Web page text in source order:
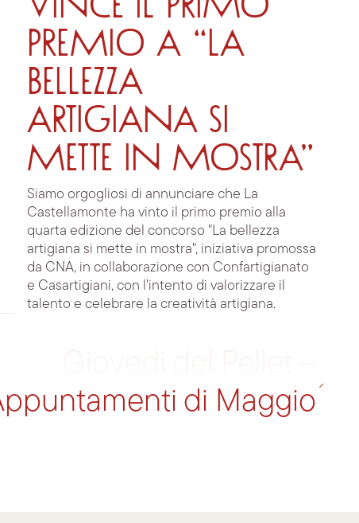
premio a “La
bellezza
artigiana si
mette in mostra”
Siamo orgogliosi di annunciare che La
Castellamonte ha vinto il primo premio alla
quarta edizione del concorso "La bellezza
artigiana si mette in mostra", iniziativa promossa
da CNA, in collaborazione con Confartigianato
e Casartigiani, con l'intento di valorizzare il
talento e celebrare la creatività artigiana.
di Maggio